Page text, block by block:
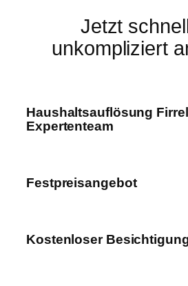
Jetzt
unkompliziert
Haushaltsauflösung
Expertenteam
Festpreisangebot
Kostenloser